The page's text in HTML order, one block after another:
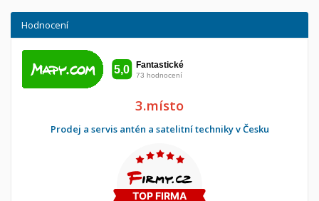
Hodnocení
3.místo
Prodej a servis antén a satelitní techniky v Česku